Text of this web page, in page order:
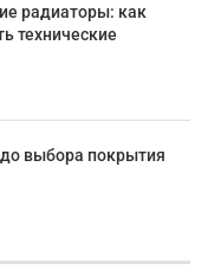
радиаторы: как
технические
выбора покрытия